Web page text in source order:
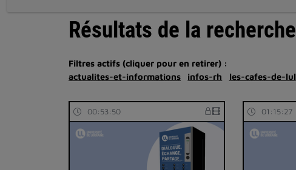
Résultats de la recherche
Filtres actifs (cliquer pour en retirer) :
actualites-et-informations
infos-rh les-cafes-de-lul
00:53:50 01:15:27